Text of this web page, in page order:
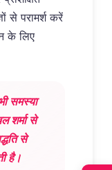
से परामर्श करें
के लिए
समस्या
शर्मा से
से
है।